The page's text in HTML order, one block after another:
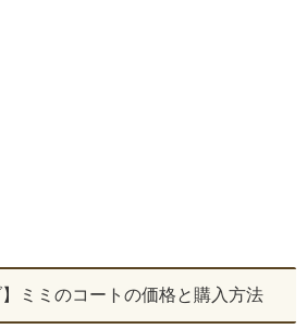
】ミミのコートの価格と購入方法